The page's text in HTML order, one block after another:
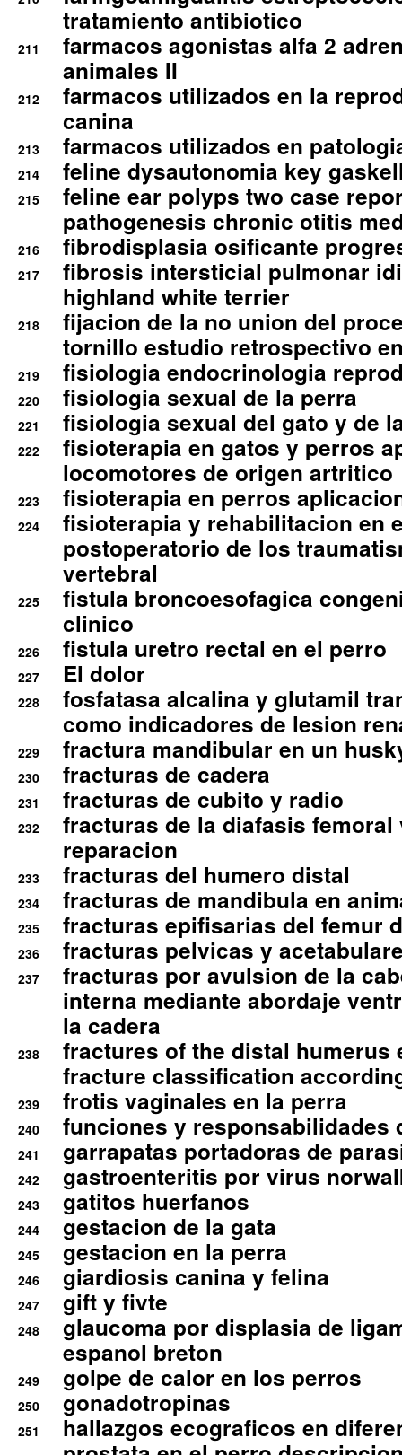
tratamiento antibiotico
211
farmacos agonistas alfa 2
animales II
212
farmacos utilizados en la
canina
213 farmacos utilizados en
214 feline dysautonomia key
215
feline ear polyps two case
pathogenesis chronic otitis
216 fibrodisplasia osificante
217
fibrosis intersticial pulmonar
highland white terrier
218
fijacion de la no union del
tornillo estudio retrospectivo
219 fisiologia endocrinologia
220 fisiologia sexual de la perra
221 fisiologia sexual del gato y de
222
fisioterapia en gatos y perros
locomotores de origen artritico
223 fisioterapia en perros
224
fisioterapia y rehabilitacion en
postoperatorio de los
vertebral
225
fistula broncoesofagica
clinico
226 fistula uretro rectal en el perro
227 El dolor
228
fosfatasa alcalina y glutamil
como indicadores de lesion
229 fractura mandibular en un
230 fracturas de cadera
231 fracturas de cubito y radio
232
fracturas de la diafasis
reparacion
233 fracturas del humero distal
234 fracturas de mandibula en
235 fracturas epifisarias del femur
236 fracturas pelvicas y
237
fracturas por avulsion de la
interna mediante abordaje
la cadera
238
fractures of the distal humerus
fracture classification
239 frotis vaginales en la perra
240 funciones y responsabilidades
241 garrapatas portadoras de
242 gastroenteritis por virus
243 gatitos huerfanos
244 gestacion de la gata
245 gestacion en la perra
246 giardiosis canina y felina
247 gift y fivte
248
glaucoma por displasia de
espanol breton
249 golpe de calor en los perros
250 gonadotropinas
251
hallazgos ecograficos en